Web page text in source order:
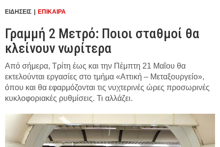
ΕΙΔΗΣΕΙΣ ΕΠΙΚΑΙΡΑ
Γραμμή 2 Μετρό: Ποιοι σταθμοί θα
κλείνουν νωρίτερα
Από σήμερα, Τρίτη έως και την Πέμπτη 21 Μαΐου θα
εκτελούνται εργασίες στο τμήμα «Αττική – Μεταξουργείο»,
όπου και θα εφαρμόζονται τις νυχτερινές ώρες προσωρινές
κυκλοφοριακές ρυθμίσεις. Τι αλλάζει.